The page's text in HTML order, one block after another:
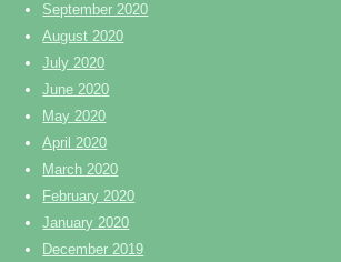
September 2020
August 2020
July 2020
June 2020
May 2020
April 2020
March 2020
February 2020
January 2020
December 2019